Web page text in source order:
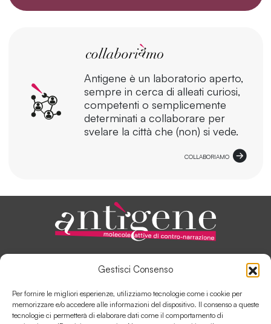
Gestisci Consenso
Per fornire le migliori esperienze, utilizziamo tecnologie come i cookie per
memorizzare e/o accedere alle informazioni del dispositivo. Il consenso a queste
tecnologie ci permetterà di elaborare dati come il comportamento di
Antigene è un laboratorio aperto,
sempre in cerca di alleati curiosi,
competenti o semplicemente
determinati a collaborare per
svelare la città che (non) si vede.
COLLABORIAMO
ANTÌGENE, IN PILLOLE
SOSTIENI ANTÌGENE
COLLABORA CON ANTÌGENE